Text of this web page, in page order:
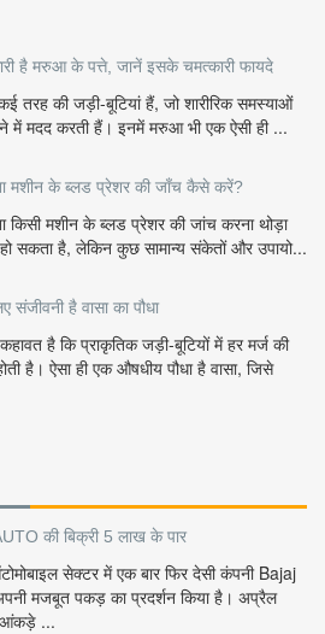
है मरुआ के पत्ते, जानें इसके चमत्कारी फायदे
तरह की जड़ी-बूटियां हैं, जो शारीरिक समस्याओं
में मदद करती हैं। इनमें मरुआ भी एक ऐसी ही ...
मशीन के ब्लड प्रेशर की जाँच कैसे करें?
किसी मशीन के ब्लड प्रेशर की जांच करना थोड़ा
हो सकता है, लेकिन कुछ सामान्य संकेतों और उपायो...
संजीवनी है वासा का पौधा
है कि प्राकृतिक जड़ी-बूटियों में हर मर्ज की
है। ऐसा ही एक औषधीय पौधा है वासा, जिसे
की बिक्री 5 लाख के पार
सेक्टर में एक बार फिर देसी कंपनी Bajaj
मजबूत पकड़ का प्रदर्शन किया है। अप्रैल
...